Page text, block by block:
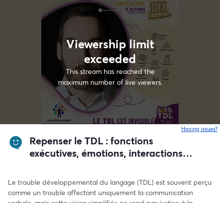
Viewership limit
exceeded
This stream has reached the
maximum number of live viewers.
Having issues?
Repenser le TDL : fonctions
exécutives, émotions, interactions
trouble du langage ?
Le trouble développemental du langage (TDL) est souvent perçu
comme un trouble affectant uniquement la communication